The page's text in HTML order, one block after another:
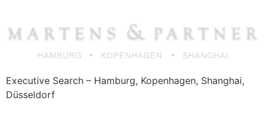
springen
Executive Search – Hamburg, Kopenhagen, Shanghai,
Düsseldorf